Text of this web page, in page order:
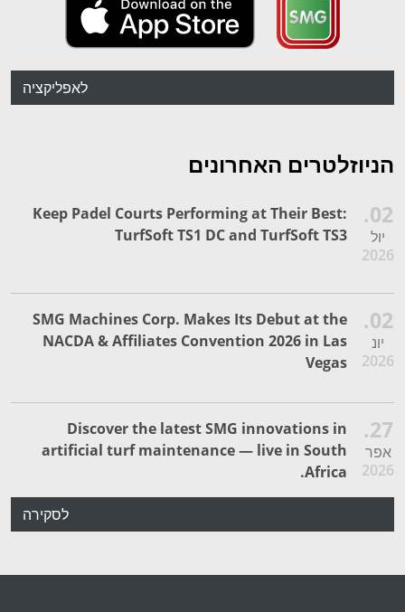
לאפליקציה
הניוזלטרים האחרונים
02.
יול
2026
Keep Padel Courts Performing at Their Best:
TurfSoft TS1 DC and TurfSoft TS3
02.
יונ
2026
SMG Machines Corp. Makes Its Debut at the
NACDA & Affiliates Convention 2026 in Las
Vegas
27.
אפר
2026
Discover the latest SMG innovations in
artificial turf maintenance — live in South
Africa.
לסקירה